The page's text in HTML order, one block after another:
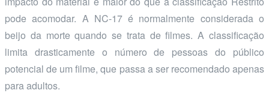
pode acomodar. A NC-17 é normalmente considerada o
beijo da morte quando se trata de filmes. A classificação
limita drasticamente o número de pessoas do público
potencial de um filme, que passa a ser recomendado apenas
para adultos.